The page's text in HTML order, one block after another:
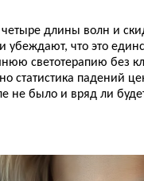
длины волн и
убеждают, что это
светотерапию без
статистика падений
не было и вряд ли